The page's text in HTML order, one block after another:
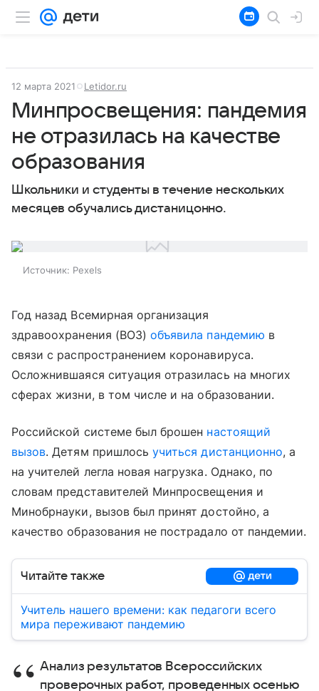
12 марта 2021 Letidor.ru
Минпросвещения: пандемия
не отразилась на качестве
образования
Школьники и студенты в течение нескольких
месяцев обучались дистаницонно.
Источник: Pexels
Год назад Всемирная организация
здравоохранения (ВОЗ)объявила пандемию в
связи с распространением коронавируса.
Осложнившаяся ситуация отразилась на многих
сферах жизни, в том числе и на образовании.
Российской системе был брошен настоящий
вызов. Детям пришлосьучиться дистанционно, а
на учителей легла новая нагрузка. Однако, по
словам представителей Минпросвещения и
Минобрнауки, вызов был принят достойно, а
качество образования не пострадало от пандемии.
Читайте также
Учитель нашего времени: как педагоги всего
мира переживают пандемию
Анализ результатов Всероссийских
проверочных работ, проведенных осенью